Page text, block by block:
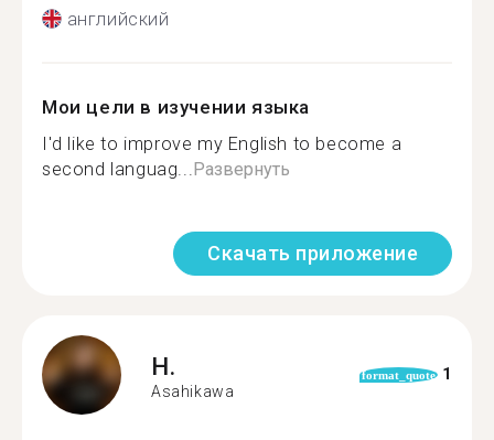
английский
Мои цели в изучении языка
I'd like to improve my English to become a
second languag... Развернуть
Скачать приложение
H.
Asahikawa
format_quote 1